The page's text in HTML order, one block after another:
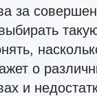
за
о
и